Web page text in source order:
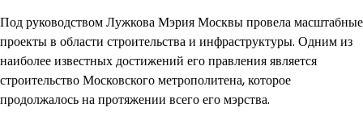
Под руководством Лужкова Мэрия Москвы провела масштабные
проекты в области строительства и инфраструктуры. Одним из
наиболее известных достижений его правления является
строительство Московского метрополитена, которое
продолжалось на протяжении всего его мэрства.